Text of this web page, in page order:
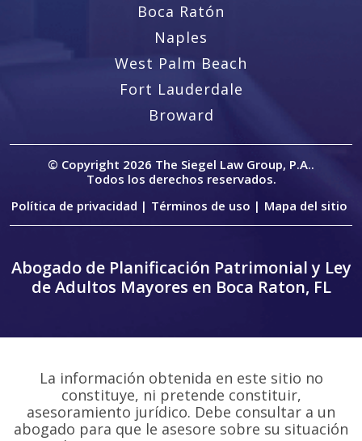
Boca Ratón
Naples
West Palm Beach
Fort Lauderdale
Broward
© Copyright 2026 The Siegel Law Group, P.A..
Todos los derechos reservados.
Política de privacidad | Términos de uso | Mapa del sitio
Abogado de Planificación Patrimonial y Ley
de Adultos Mayores en Boca Raton, FL
La información obtenida en este sitio no
constituye, ni pretende constituir,
asesoramiento jurídico. Debe consultar a un
abogado para que le asesore sobre su situación